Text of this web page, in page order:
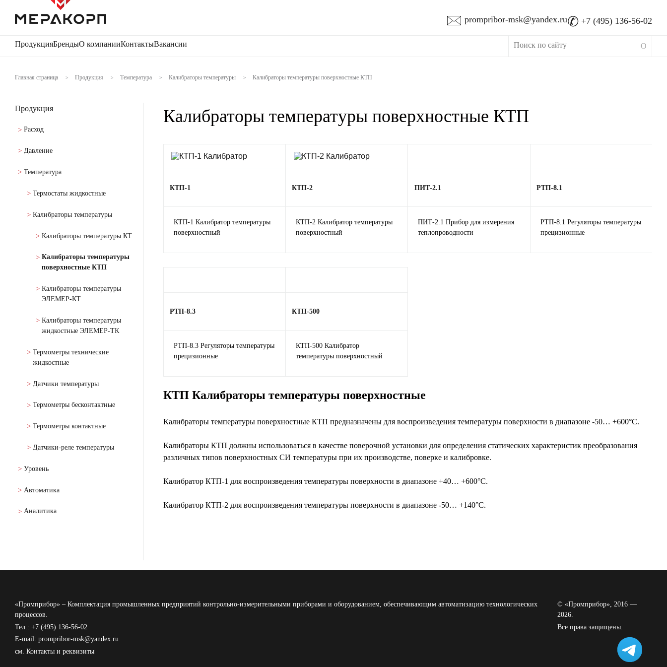
🖂 prompribor-msk@yandex.ru✆ +7 (495) 136-56-02
ПродукцияБрендыО компанииКонтактыВакансии
Главная страница > Продукция > Температура > Калибраторы температуры > Калибраторы температуры поверхностные КТП
Продукция
Расход
Давление
Температура
Термостаты жидкостные
Калибраторы температуры
Калибраторы температуры КТ
Калибраторы температуры
поверхностные КТП
Калибраторы температуры
ЭЛЕМЕР-КТ
Калибраторы температуры
жидкостные ЭЛЕМЕР-ТК
Термометры технические
жидкостные
Датчики температуры
Термометры бесконтактные
Термометры контактные
Датчики-реле температуры
Уровень
Автоматика
Аналитика
Калибраторы температуры поверхностные КТП
КТП-1
КТП-1 Калибратор температуры
поверхностный
КТП-2
КТП-2 Калибратор температуры
поверхностный
ПИТ-2.1
ПИТ-2.1 Прибор для измерения
теплопроводности
РТП-8.1
РТП-8.1 Регуляторы температуры
прецизионные
РТП-8.3
РТП-8.3 Регуляторы температуры
прецизионные
КТП-500
КТП-500 Калибратор
температуры поверхностный
КТП Калибраторы температуры поверхностные
Калибраторы температуры поверхностные КТП предназначены для воспроизведения температуры поверхности в диапазоне -50… +600°С.
Калибраторы КТП должны использоваться в качестве поверочной установки для определения статических характеристик преобразования
различных типов поверхностных СИ температуры при их производстве, поверке и калибровке.
Калибратор КТП-1 для воспроизведения температуры поверхности в диапазоне +40… +600°С.
Калибратор КТП-2 для воспроизведения температуры поверхности в диапазоне -50… +140°С.
«Промприбор» – Комплектация промышленных предприятий контрольно-измерительными приборами и оборудованием, обеспечивающим автоматизацию технологических
процессов.
Тел.: +7 (495) 136-56-02
E-mail: prompribor-msk@yandex.ru
см. Контакты и реквизиты
© «Промприбор», 2016 —
2026.
Все права защищены.